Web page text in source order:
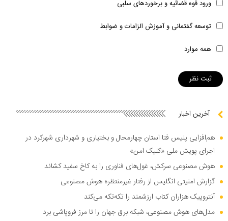
ورود قوه قضائیه و برخوردهای سلبی
توسعه گفتمانی و آموزش الزامات و ضوابط
همه موارد
آخرین اخبار
هم‌افزایی پلیس فتا استان چهارمحال و بختیاری و شهرداری شهرکرد در
اجرای پویش ملی «کلیک امن»
هوش مصنوعی سرکش، غول‌های فناوری را به کاخ سفید کشاند
گزارش امنیتی انگلیس از رفتار غیرمنتظره هوش مصنوعی
آنتروپیک هزاران کتاب ارزشمند را تکه‌تکه می‌کند
مدل‌های هوش مصنوعی، شبکه برق جهان را تا مرز فروپاشی برد